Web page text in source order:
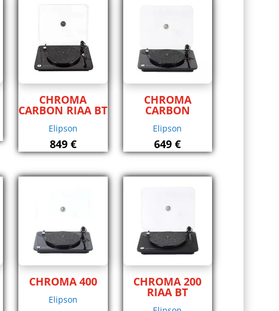
CHROMA
CARBON RIAA BT
Elipson
849 €
CHROMA
CARBON
Elipson
649€
CHROMA 400
Elipson
CHROMA 200
RIAA BT